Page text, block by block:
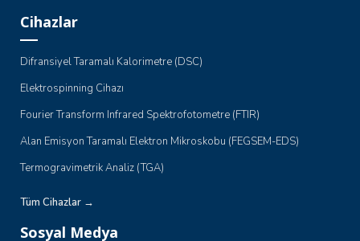
Cihazlar
Difransiyel Taramalı Kalorimetre (DSC)
Elektrospinning Cihazı
Fourier Transform Infrared Spektrofotometre (FTIR)
Alan Emisyon Taramalı Elektron Mikroskobu (FEGSEM-EDS)
Termogravimetrik Analiz (TGA)
Tüm Cihazlar →
Sosyal Medya